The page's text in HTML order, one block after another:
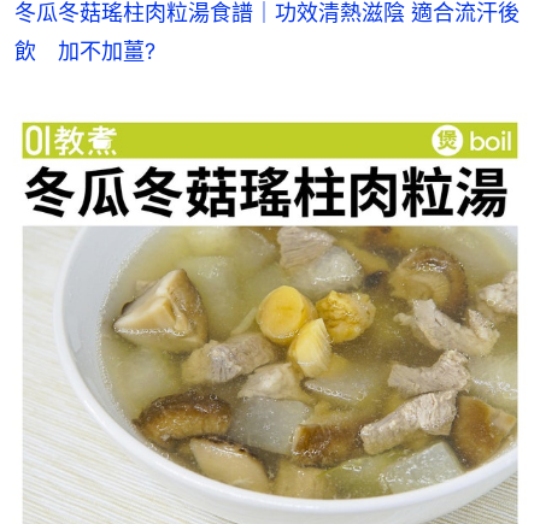
冬瓜冬菇瑤柱肉粒湯食譜｜功效清熱滋陰 適合流汗後
飲　加不加薑?